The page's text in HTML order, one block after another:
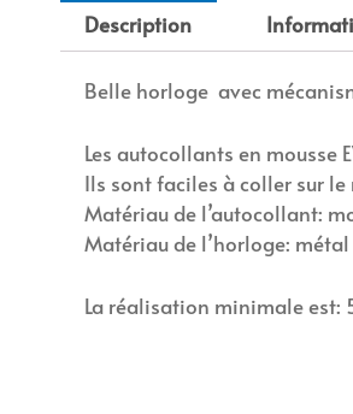
Description
Belle horloge avec
Les autocollants en mousse
Ils sont faciles à coller sur
Matériau de l’autocollant:
Matériau de l’horloge: métal
La réalisation minimale est: